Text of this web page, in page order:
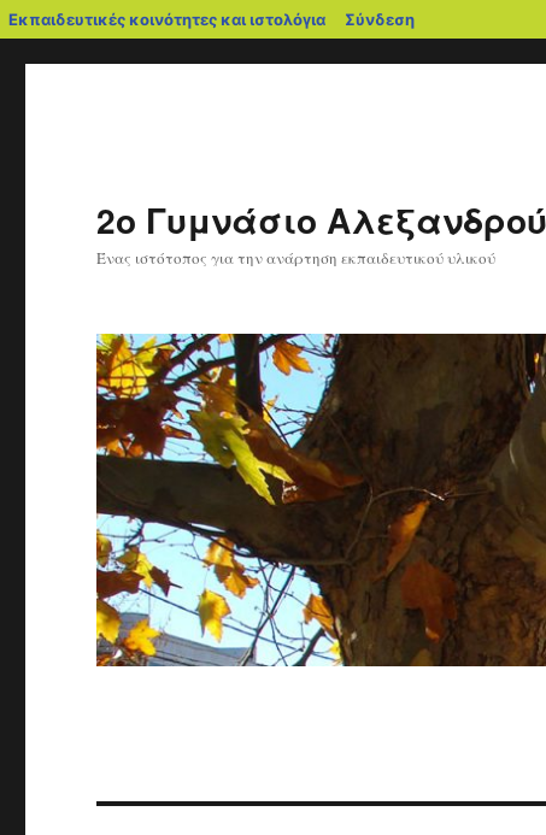
Εκπαιδευτικές κοινότητες και ιστολόγια blogs.sch.gr
Σύνδεση
2ο Γυμνάσιο
Ένας ιστότοπος για την ανάρτηση εκπαιδευτικού υλικού